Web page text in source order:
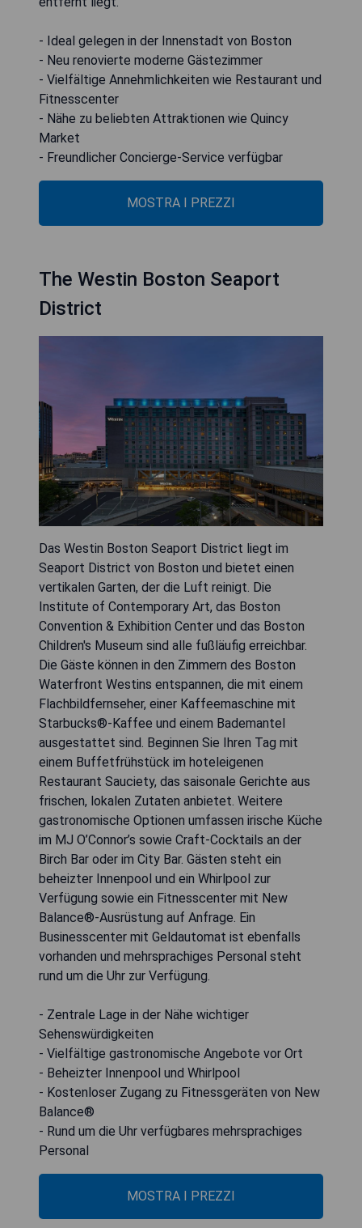
- Ideal gelegen in der Innenstadt von Boston
- Neu renovierte moderne Gästezimmer
- Vielfältige Annehmlichkeiten wie Restaurant und
Fitnesscenter
- Nähe zu beliebten Attraktionen wie Quincy
Market
- Freundlicher Concierge-Service verfügbar
MOSTRA I PREZZI
The Westin Boston Seaport
District
Das Westin Boston Seaport District liegt im
Seaport District von Boston und bietet einen
vertikalen Garten, der die Luft reinigt. Die
Institute of Contemporary Art, das Boston
Convention & Exhibition Center und das Boston
Children's Museum sind alle fußläufig erreichbar.
Die Gäste können in den Zimmern des Boston
Waterfront Westins entspannen, die mit einem
Flachbildfernseher, einer Kaffeemaschine mit
Starbucks®-Kaffee und einem Bademantel
ausgestattet sind. Beginnen Sie Ihren Tag mit
einem Buffetfrühstück im hoteleigenen
Restaurant Sauciety, das saisonale Gerichte aus
frischen, lokalen Zutaten anbietet. Weitere
gastronomische Optionen umfassen irische Küche
im MJ O’Connor’s sowie Craft-Cocktails an der
Birch Bar oder im City Bar. Gästen steht ein
beheizter Innenpool und ein Whirlpool zur
Verfügung sowie ein Fitnesscenter mit New
Balance®-Ausrüstung auf Anfrage. Ein
Businesscenter mit Geldautomat ist ebenfalls
vorhanden und mehrsprachiges Personal steht
rund um die Uhr zur Verfügung.
- Zentrale Lage in der Nähe wichtiger
Sehenswürdigkeiten
- Vielfältige gastronomische Angebote vor Ort
- Beheizter Innenpool und Whirlpool
- Kostenloser Zugang zu Fitnessgeräten von New
Balance®
- Rund um die Uhr verfügbares mehrsprachiges
Personal
MOSTRA I PREZZI